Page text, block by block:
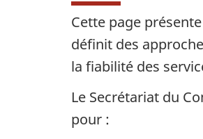
Cette page
définit des
la fiabilité des
Le Secrétariat du
pour :